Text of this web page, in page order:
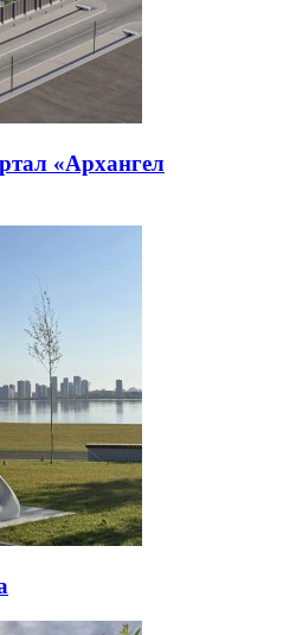
«Архангел